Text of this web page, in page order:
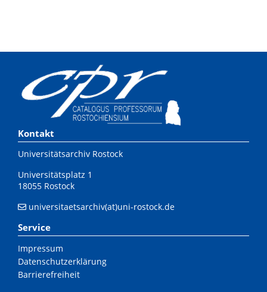
Kontakt
Universitätsarchiv Rostock
Universitätsplatz 1
18055 Rostock
universitaetsarchiv(at)uni-rostock.de
Service
Impressum
Datenschutzerklärung
Barrierefreiheit